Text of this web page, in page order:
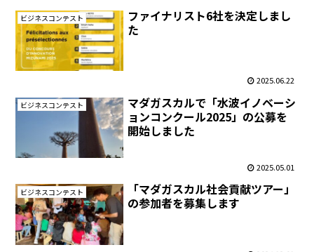
ビジネスコンテスト
ファイナリスト6社を決定しまし
た
2025.06.22
ビジネスコンテスト
マダガスカルで「水波イノベーシ
ョンコンクール2025」の公募を
開始しました
2025.05.01
ビジネスコンテスト
「マダガスカル社会貢献ツアー」
の参加者を募集します